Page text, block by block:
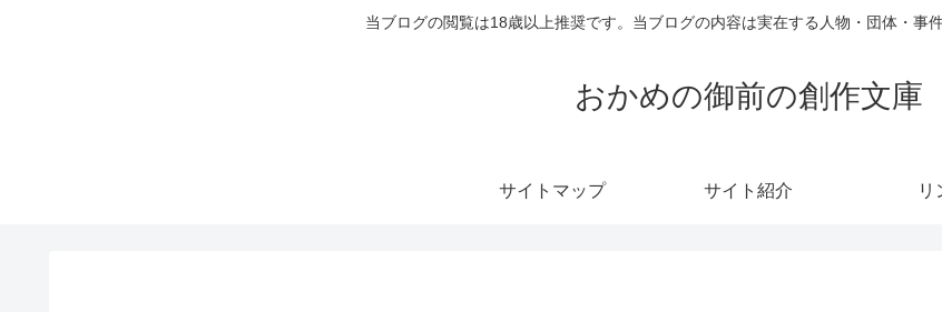
当ブログの閲覧は18歳以上推奨です。当ブログの内容は実在する人物・団体・事
おかめの御前の創作文庫
サイトマップ サイト紹介 リ